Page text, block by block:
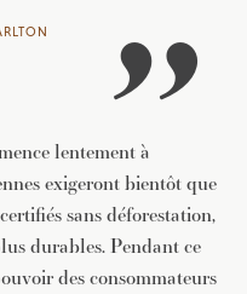
lentement à
exigeront bientôt que
sans déforestation,
durables. Pendant ce
des consommateurs